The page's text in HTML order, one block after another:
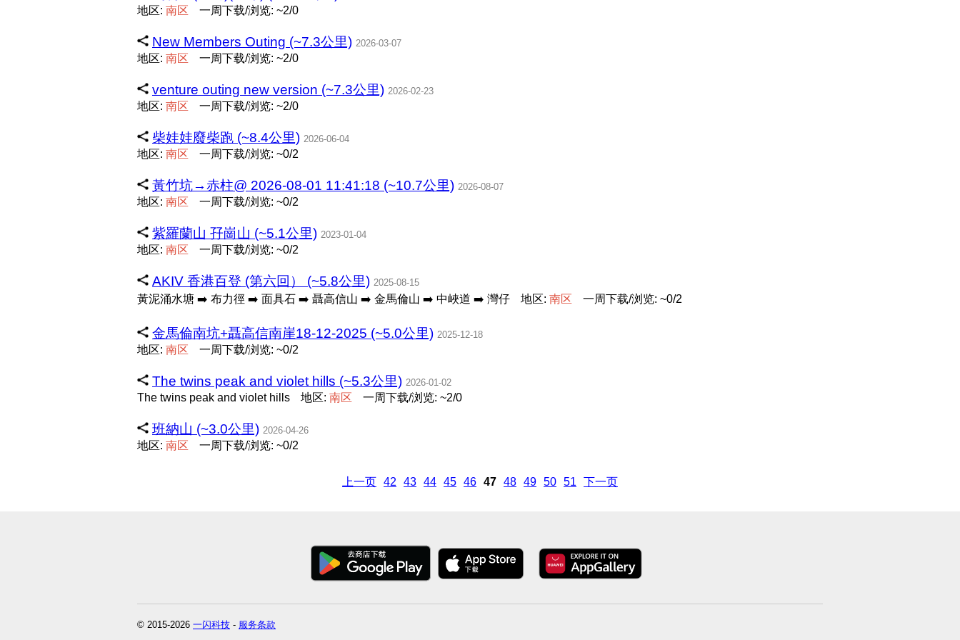
地区: 南区 一周下载/浏览: ~2/0
New Members Outing (~7.3公里) 2026-03-07
地区: 南区 一周下载/浏览: ~2/0
venture outing new version (~7.3公里) 2026-02-23
地区: 南区 一周下载/浏览: ~2/0
柴娃娃廢柴跑 (~8.4公里) 2026-06-04
地区: 南区 一周下载/浏览: ~0/2
黃竹坑→赤柱@ 2026-08-01 11:41:18 (~10.7公里) 2026-08-07
地区: 南区 一周下载/浏览: ~0/2
紫羅蘭山 孖崗山 (~5.1公里) 2023-01-04
地区: 南区 一周下载/浏览: ~0/2
AKIV 香港百登 (第六回） (~5.8公里) 2025-08-15
黃泥涌水塘 ➡️ 布力徑 ➡️ 面具石 ➡️ 聶高信山 ➡️ 金馬倫山 ➡️ 中峽道 ➡️ 灣仔 地区: 南区 一周下载/浏览: ~0/2
金馬倫南坑+聶高信南崖18-12-2025 (~5.0公里) 2025-12-18
地区: 南区 一周下载/浏览: ~0/2
The twins peak and violet hills (~5.3公里) 2026-01-02
The twins peak and violet hills 地区: 南区 一周下载/浏览: ~2/0
班納山 (~3.0公里) 2026-04-26
地区: 南区 一周下载/浏览: ~0/2
上一页 42 43 44 45 46 47 48 49 50 51 下一页
© 2015-2026 一闪科技 - 服务条款